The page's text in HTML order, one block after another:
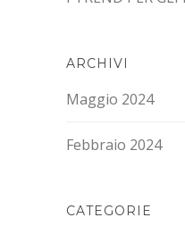
ARCHIVI
Maggio 2024
Febbraio 2024
CATEGORIE